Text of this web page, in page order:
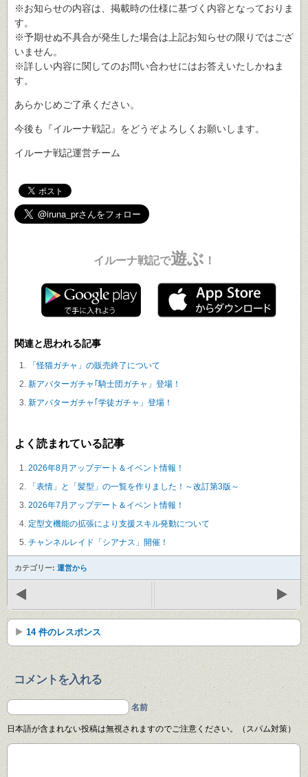
※お知らせの内容は、掲載時の仕様に基づく内容となっておりま
す。
※予期せぬ不具合が発生した場合は上記お知らせの限りではござ
いません。
※詳しい内容に関してのお問い合わせにはお答えいたしかねま
す。
あらかじめご了承ください。
今後も『イルーナ戦記』をどうぞよろしくお願いします。
イルーナ戦記運営チーム
イルーナ戦記で遊ぶ ！
関連と思われる記事
「怪猫ガチャ」の販売終了について
新アバターガチャ｢騎士団ガチャ」登場！
新アバターガチャ｢学徒ガチャ」登場！
よく読まれている記事
2026年8月アップデート＆イベント情報！
「表情」と「髪型」の一覧を作りました！～改訂第3版～
2026年7月アップデート＆イベント情報！
定型文機能の拡張により支援スキル発動について
チャンネルレイド「シアナス」開催！
カテゴリー: 運営から
14 件のレスポンス
コメントを入れる
名前
日本語が含まれない投稿は無視されますのでご注意ください。（スパム対策）